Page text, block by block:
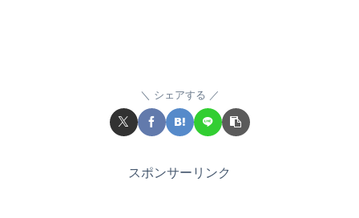
シェアする
スポンサーリンク